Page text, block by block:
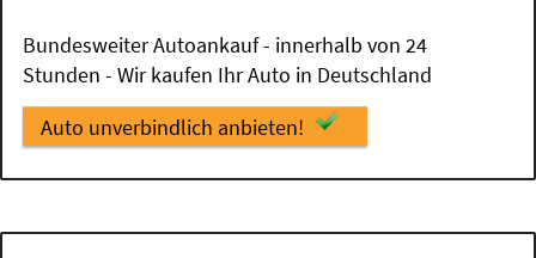
Bundesweiter Autoankauf - innerhalb von 24
Stunden - Wir kaufen Ihr Auto in Deutschland
Auto unverbindlich anbieten!